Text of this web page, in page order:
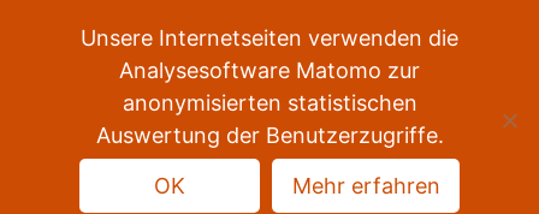
Anmelden Passwort vergessen?
Datenschutz Impressum Sitemap
Unsere Internetseiten verwenden die
Analysesoftware Matomo zur
anonymisierten statistischen
Auswertung der Benutzerzugriffe.
OK Mehr erfahren